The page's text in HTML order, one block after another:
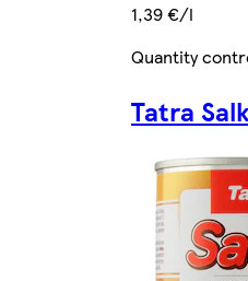
1,39 €/l
Quantity
Tatra